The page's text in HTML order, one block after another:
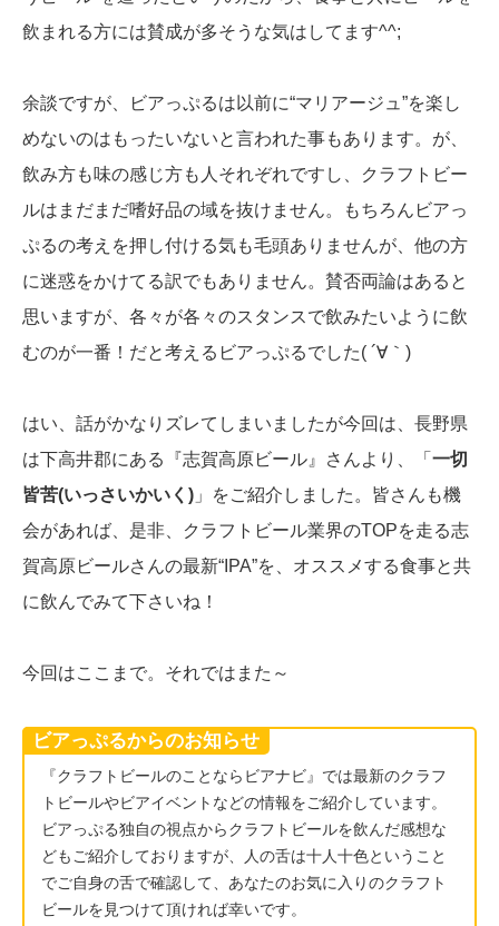
飲まれる方には賛成が多そうな気はしてます^^;
余談ですが、ビアっぷるは以前に“マリアージュ”を楽し
めないのはもったいないと言われた事もあります。が、
飲み方も味の感じ方も人それぞれですし、クラフトビー
ルはまだまだ嗜好品の域を抜けません。もちろんビアっ
ぷるの考えを押し付ける気も毛頭ありませんが、他の方
に迷惑をかけてる訳でもありません。賛否両論はあると
思いますが、各々が各々のスタンスで飲みたいように飲
むのが一番！だと考えるビアっぷるでした( ´∀｀)
はい、話がかなりズレてしまいましたが今回は、長野県
は下高井郡にある『志賀高原ビール』さんより、「 一切
皆苦(いっさいかいく) 」をご紹介しました。皆さんも機
会があれば、是非、クラフトビール業界のTOPを走る志
賀高原ビールさんの最新“IPA”を、オススメする食事と共
に飲んでみて下さいね！
今回はここまで。それではまた～
ビアっぷるからのお知らせ
『クラフトビールのことならビアナビ』では最新のクラフ
トビールやビアイベントなどの情報をご紹介しています。
ビアっぷる独自の視点からクラフトビールを飲んだ感想な
どもご紹介しておりますが、人の舌は十人十色ということ
でご自身の舌で確認して、あなたのお気に入りのクラフト
ビールを見つけて頂ければ幸いです。